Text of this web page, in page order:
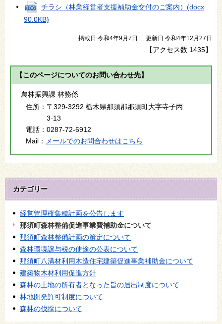
チラシ（林業経営者支援補助金交付のご案内） (docx
90.0KB)
掲載日 令和4年9月7日 更新日 令和4年12月27日
【アクセス数 1435】
【このページについてのお問い合わせ先】
農林振興課 林務係
住所： 〒329-3292 栃木県那須郡那須町大字寺子丙
3-13
電話： 0287-72-6912
Mail：
メールでのお問合わせはこちら
カテゴリー
経営管理権集積計画を公告します
那須町森林整備促進事業費補助金について
那須町森林整備計画の策定について
森林環境譲与税の使途の公表について
那須町八溝材利用木造住宅建築促進事業補助金について
建築物木材利用促進方針
森林の土地の所有者となった旨の届出制度について
林地開発許可制度について
森林の伐採について